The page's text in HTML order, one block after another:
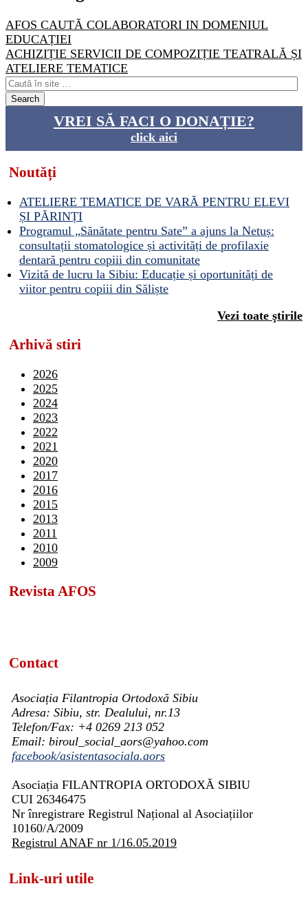
AFOS CAUTĂ COLABORATORI IN DOMENIUL
EDUCAȚIEI
ACHIZIȚIE SERVICII DE COMPOZIȚIE TEATRALĂ ȘI
ATELIERE TEMATICE
VREI SĂ FACI O DONAȚIE?
click aici
Noutăți
ATELIERE TEMATICE DE VARĂ PENTRU ELEVI
ȘI PĂRINȚI
Programul „Sănătate pentru Sate” a ajuns la Netuș:
consultații stomatologice și activități de profilaxie
dentară pentru copiii din comunitate
Vizită de lucru la Sibiu: Educație și oportunități de
viitor pentru copiii din Săliște
Vezi toate ştirile
Arhivă stiri
2026
2025
2024
2023
2022
2021
2020
2017
2016
2015
2013
2011
2010
2009
Revista AFOS
Contact
Asociația Filantropia Ortodoxă Sibiu
Adresa: Sibiu, str. Dealului, nr.13
Telefon/Fax: +4 0269 213 052
Email: biroul_social_aors@yahoo.com
facebook/asistentasociala.aors
Asociația FILANTROPIA ORTODOXĂ SIBIU
CUI 26346475
Nr înregistrare Registrul Național al Asociațiilor
10160/A/2009
Registrul ANAF nr 1/16.05.2019
Link-uri utile